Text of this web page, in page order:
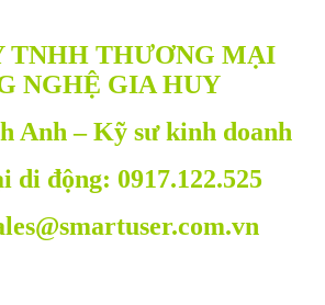
TNHH THƯƠNG MẠI
NGHỆ GIA HUY
Anh – Kỹ sư kinh doanh
di động: 0917.122.525